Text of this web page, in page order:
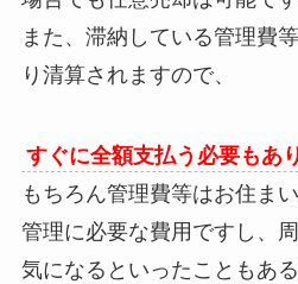
また、滞納している管理費
り清算されますので、
すぐに全額支払う必要もあ
もちろん管理費等はお住ま
管理に必要な費用ですし、
気になるといったこともある